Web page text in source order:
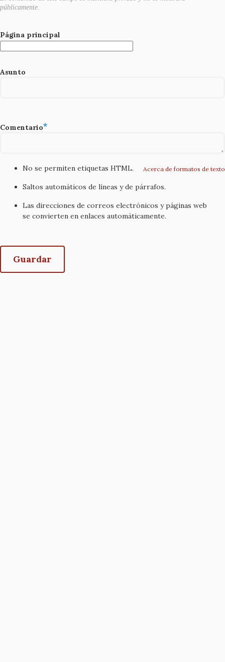
públicamente.
Página principal
Asunto
Comentario
Acerca de formatos de texto
No se permiten etiquetas HTML.
Saltos automáticos de líneas y de párrafos.
Las direcciones de correos electrónicos y páginas web
se convierten en enlaces automáticamente.